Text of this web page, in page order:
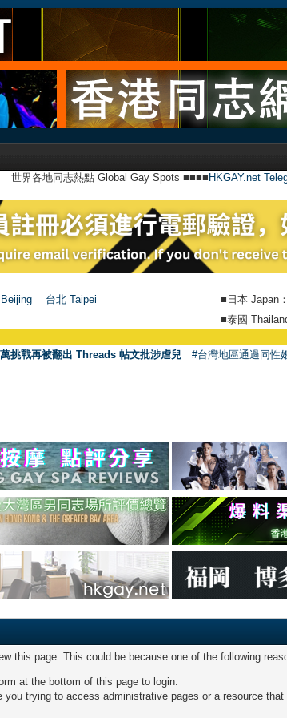
世界各地同志熱點 Global Gay Spots ■■■■ HKGAY.net
台北 Taipei ■日本 Japan：
■泰國
挑戰再被翻出 Threads 帖文批涉虐兒 #台灣地區通過同性
this page. This could be because one of the following
at the bottom of this page to login.
trying to access administrative pages or a resource